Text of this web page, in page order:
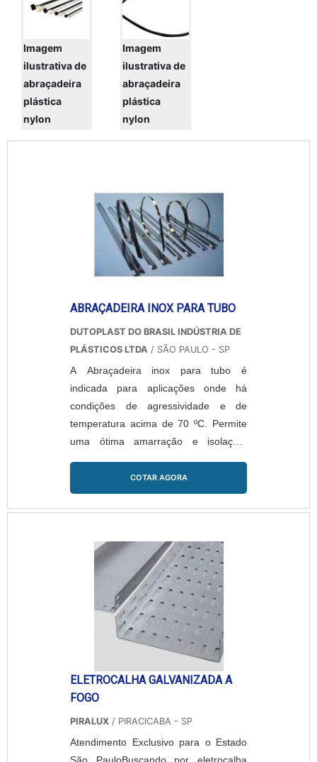
descobre a MZ PLASTIC. É possível
encontrar organizador clip auto
adesivo, disponi...
Imagem
ilustrativa de
abraçadeira
plástica
nylon
Imagem
ilustrativa de
abraçadeira
plástica
nylon
ABRAÇADEIRA INOX PARA TUBO
DUTOPLAST DO BRASIL INDÚSTRIA DE
PLÁSTICOS LTDA / SÃO PAULO - SP
A Abraçadeira inox para tubo é
indicada para aplicações onde há
condições de agressividade e de
temperatura acima de 70 ºC. Permite
uma ótima amarração e isolação,
projeto. É resistente a altas
temperaturas, ambientes onde existem
altas vibrações, elevada emissão de
extremamente agressivos. A
Abraçadeira inox para tubo permite
uma ótima amarração e isolação,
colaborando para a integri....
COTAR AGORA
ELETROCALHA GALVANIZADA A
FOGO
PIRALUX / PIRACICABA - SP
Atendimento Exclusivo para o Estado